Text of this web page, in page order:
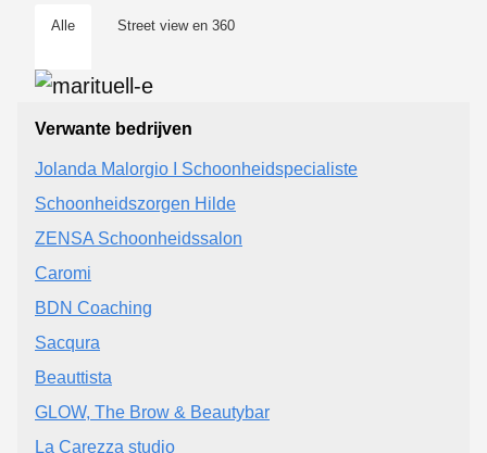
Alle Street view en 360
Verwante bedrijven
Jolanda Malorgio I Schoonheidspecialiste
Schoonheidszorgen Hilde
ZENSA Schoonheidssalon
Caromi
BDN Coaching
Sacqura
Beauttista
GLOW, The Brow & Beautybar
La Carezza studio